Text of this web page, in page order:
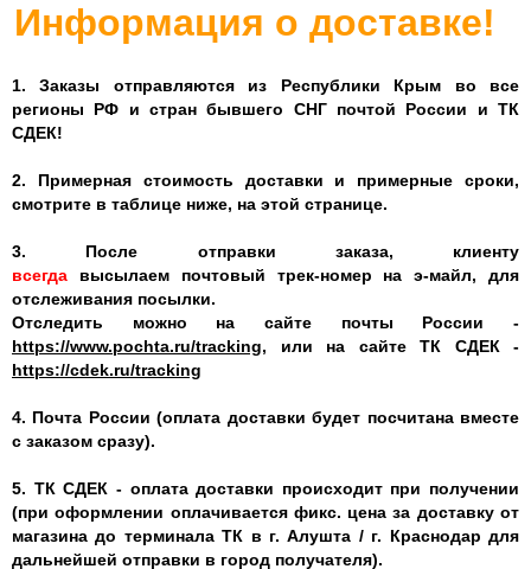
Информация о доставке!
1. Заказы отправляются из Республики Крым во все
регионы РФ и стран бывшего СНГ почтой России и ТК
СДЕК!
2. Примерная стоимость доставки и примерные сроки,
смотрите в таблице ниже, на этой странице.
3. После отправки заказа, клиенту
всегда высылаем почтовый трек-номер на э-майл, для
отслеживания посылки.
Отследить можно на сайте почты России -
https://www.pochta.ru/tracking, или на сайте ТК СДЕК -
https://cdek.ru/tracking
4. Почта России (оплата доставки будет посчитана вместе
с заказом сразу).
5. ТК СДЕК - оплата доставки происходит при получении
(при оформлении оплачивается фикс. цена за доставку от
магазина до терминала ТК в г. Алушта / г. Краснодар для
дальнейшей отправки в город получателя).